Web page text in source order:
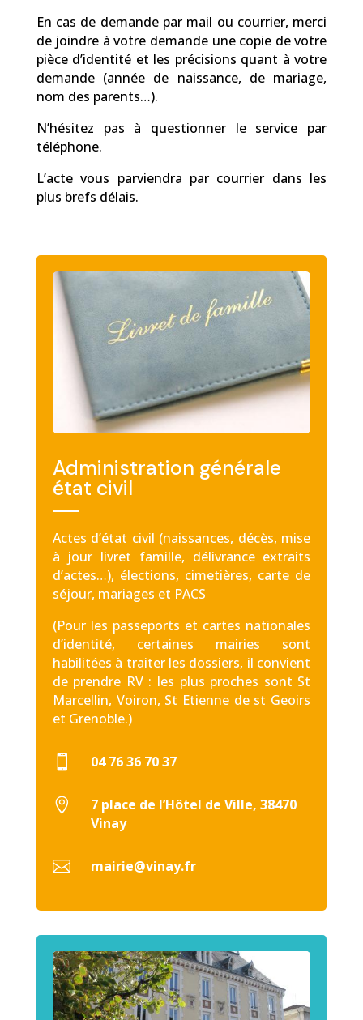
En cas de demande par mail ou courrier, merci
de joindre à votre demande une copie de votre
pièce d’identité et les précisions quant à votre
demande (année de naissance, de mariage,
nom des parents…).
N’hésitez pas à questionner le service par
téléphone.
L’acte vous parviendra par courrier dans les
plus brefs délais.
Administration générale
état civil
Actes d’état civil (naissances, décès, mise
à jour livret famille, délivrance extraits
d’actes…), élections, cimetières, carte de
séjour, mariages et PACS
(Pour les passeports et cartes nationales
d’identité, certaines mairies sont
habilitées à traiter les dossiers, il convient
de prendre RV : les plus proches sont St
Marcellin, Voiron, St Etienne de st Geoirs
et Grenoble.)
 04 76 36 70 37

7 place de l’Hôtel de Ville, 38470
Vinay
 mairie@vinay.fr